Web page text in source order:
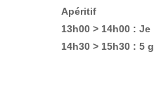
Apéritif
13h00 > 14h00 :
14h30 > 15h30 : 5